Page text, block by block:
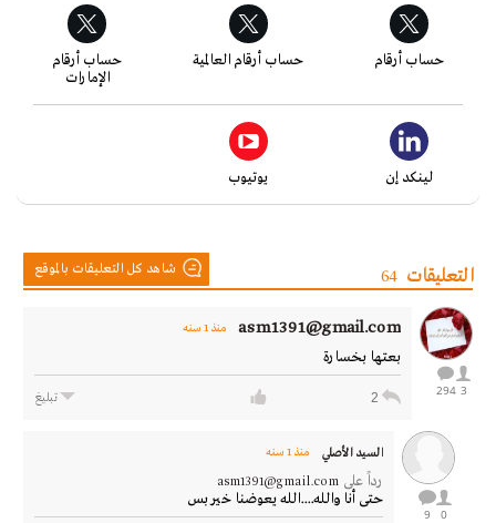
حساب أرقام
الإمارات
حساب أرقام العالمية حساب أرقام
يوتيوب لينكد إن
شاهد كل التعليقات بالموقع التعليقات 64
3
294
asm1391@gmail.com منذ 1 سنه
بعتها بخسارة
2 تبليغ
0
9
السيد الأصلي منذ 1 سنه
رداً على asm1391@gmail.com
حتى أنا والله....الله يعوضنا خير بس